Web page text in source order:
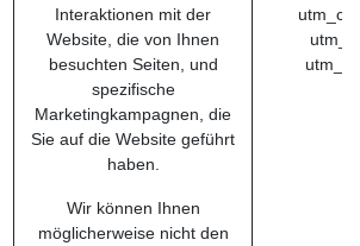
Interaktionen mit der
Website, die von Ihnen
besuchten Seiten, und
spezifische
Marketingkampagnen, die
Sie auf die Website geführt
haben.
Wir können Ihnen
möglicherweise nicht den